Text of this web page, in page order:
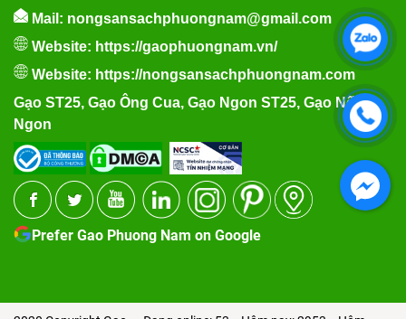
Mail: nongsansachphuongnam@gmail.com
Website: https://gaophuongnam.vn/
Website: https://nongsansachphuongnam.com
Gạo ST25, Gạo Ông Cua, Gạo Ngon ST25, Gạo Nếp
Ngon
Prefer Gao Phuong Nam on Google